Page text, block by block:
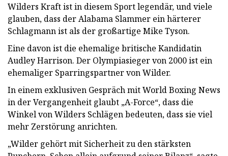
Wilders Kraft ist in diesem Sport legendär, und viele
glauben, dass der Alabama Slammer ein härterer
Schlagmann ist als der großartige Mike Tyson.
Eine davon ist die ehemalige britische Kandidatin
Audley Harrison. Der Olympiasieger von 2000 ist ein
ehemaliger Sparringspartner von Wilder.
In einem exklusiven Gespräch mit World Boxing News
in der Vergangenheit glaubt „A-Force“, dass die
Winkel von Wilders Schlägen bedeuten, dass sie viel
mehr Zerstörung anrichten.
„Wilder gehört mit Sicherheit zu den stärksten